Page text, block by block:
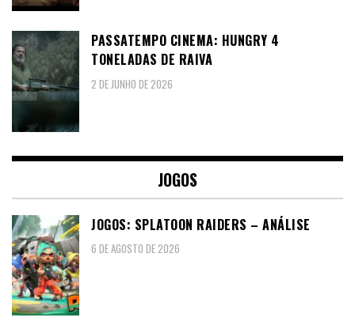
PASSATEMPO CINEMA: HUNGRY 4
TONELADAS DE RAIVA
2 DE JUNHO DE 2026
JOGOS
JOGOS: SPLATOON RAIDERS – ANÁLISE
6 DE AGOSTO DE 2026